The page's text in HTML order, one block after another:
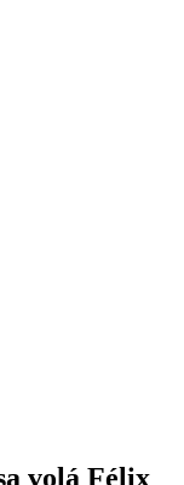
volá Félix